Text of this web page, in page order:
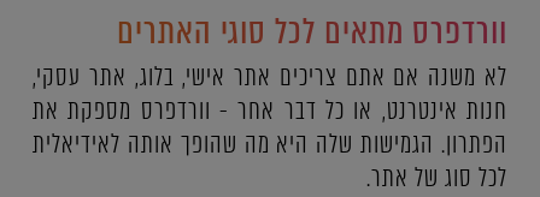
וורדפרס מתאים לכל סוגי האתרים
לא משנה אם אתם צריכים אתר אישי, בלוג, אתר עסקי,
חנות אינטרנט, או כל דבר אחר - וורדפרס מספקת את
הפתרון. הגמישות שלה היא מה שהופך אותה לאידיאלית
לכל סוג של אתר.